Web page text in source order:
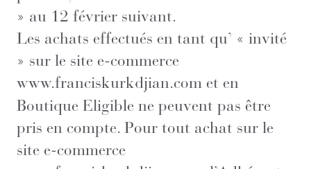
» au 12 février suivant.
Les achats effectués en tant qu’ « invité
» sur le site e-commerce
www.franciskurkdjian.com et en
Boutique Eligible ne peuvent pas être
pris en compte. Pour tout achat sur le
site e-commerce